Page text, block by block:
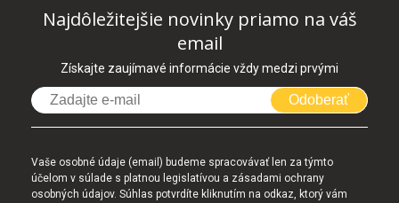
Najdôležitejšie novinky priamo na váš
email
Získajte zaujímavé informácie vždy medzi prvými
Odoberať
Vaše osobné údaje (email) budeme spracovávať len za týmto
účelom v súlade s platnou legislatívou a zásadami ochrany
osobných údajov. Súhlas potvrdíte kliknutím na odkaz, ktorý vám